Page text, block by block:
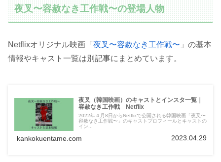
夜叉〜容赦なき工作戦〜の登場人物
Netflixオリジナル映画「 夜叉〜容赦なき工作戦〜 」の基本
情報やキャスト一覧は別記事にまとめています。
夜叉（韓国映画）のキャストとインスタ一覧｜
容赦なき工作戦 Netflix
2022年４月8日からNetflixで公開される韓国映画「夜叉〜
容赦なき工作戦〜」のキャストプロフィールとキャストの
イン...
kankokuentame.com 2023.04.29